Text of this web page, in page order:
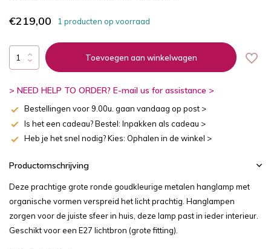
€219,00 1 producten op voorraad
Toevoegen aan winkelwagen
> NEED HELP TO ORDER? E-mail us for assistance >
Bestellingen voor 9.00u. gaan vandaag op post >
Is het een cadeau? Bestel: Inpakken als cadeau >
Heb je het snel nodig? Kies: Ophalen in de winkel >
Productomschrijving
Deze prachtige grote ronde goudkleurige metalen hanglamp met
organische vormen verspreid het licht prachtig. Hanglampen
zorgen voor de juiste sfeer in huis, deze lamp past in ieder interieur.
Geschikt voor een E27 lichtbron (grote fitting).